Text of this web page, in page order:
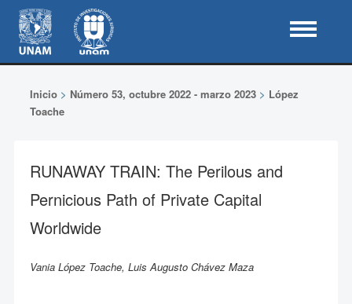
Inicio> Número 53, octubre 2022 - marzo 2023> López
Toache
RUNAWAY TRAIN: The Perilous and
Pernicious Path of Private Capital
Worldwide
Vania López Toache, Luis Augusto Chávez Maza